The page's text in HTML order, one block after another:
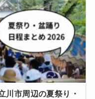
川市周辺の夏祭り・